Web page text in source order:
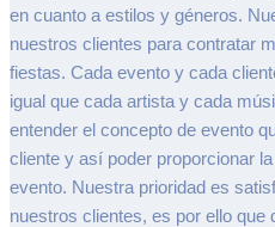
en cuanto a estilos y géneros.
nuestros clientes para contratar
fiestas. Cada evento y cada
igual que cada artista y cada
entender el concepto de evento
cliente y así poder proporcionar
evento. Nuestra prioridad es
nuestros clientes, es por ello